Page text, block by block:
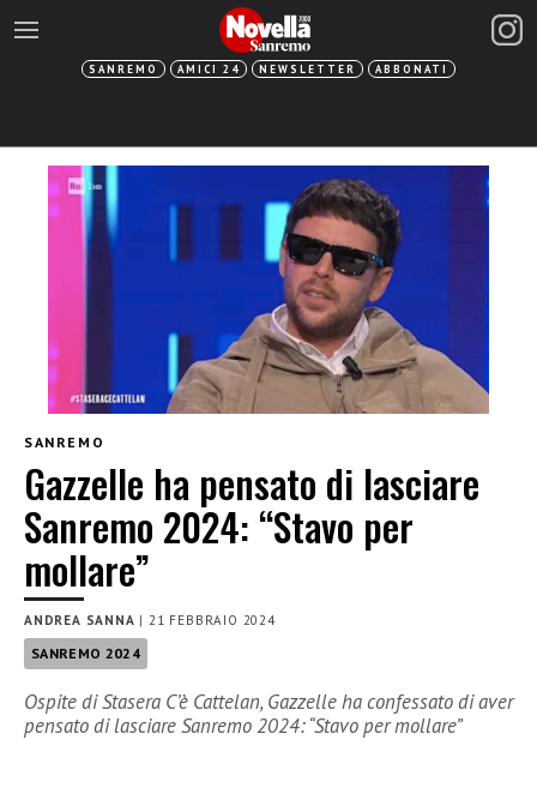
SANREMO AMICI 24 NEWSLETTER ABBONATI
SANREMO
Gazzelle ha pensato di lasciare
Sanremo 2024: “Stavo per
mollare”
ANDREA SANNA |21 FEBBRAIO 2024
SANREMO 2024
Ospite di Stasera C’è Cattelan, Gazzelle ha confessato di aver
pensato di lasciare Sanremo 2024: “Stavo per mollare”